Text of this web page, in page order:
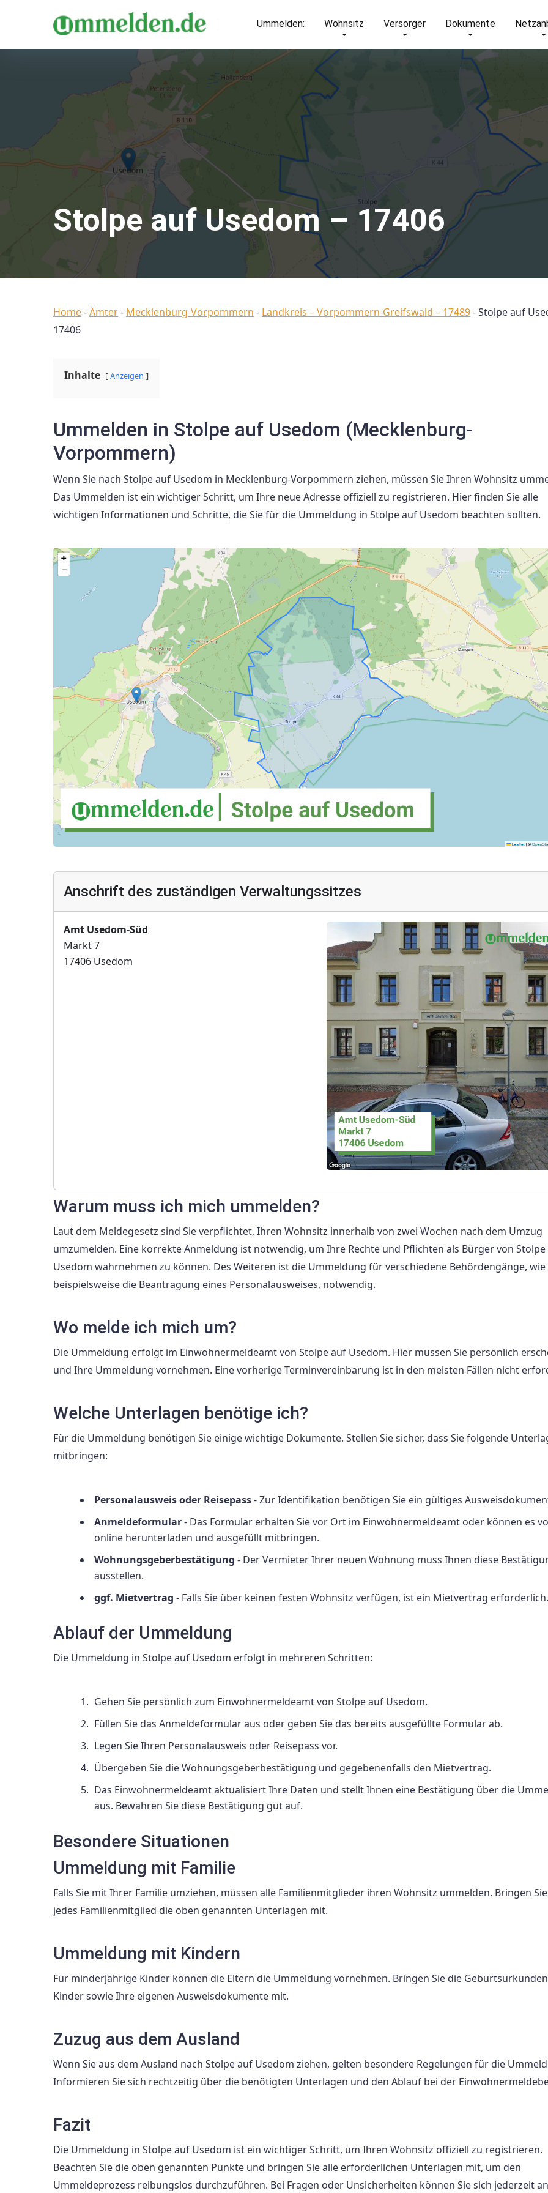
Ummelden: Wohnsitz Versorger Dokumente
Stolpe auf Usedom – 17406
Home-Ämter- Mecklenburg-Vorpommern - Landkreis – Vorpommern-Greifswald – 17489-Stolpe auf
17406
Inhalte Anzeigen
Ummelden in Stolpe auf Usedom (Mecklenburg-
Vorpommern)
Wenn Sie nach Stolpe auf Usedom in Mecklenburg-Vorpommern ziehen, müssen Sie Ihren Wohnsitz
Das Ummelden ist ein wichtiger Schritt, um Ihre neue Adresse offiziell zu registrieren. Hier finden Sie alle
wichtigen Informationen und Schritte, die Sie für die Ummeldung in Stolpe auf Usedom beachten sollten.
Anschrift des zuständigen Verwaltungssitzes
Amt Usedom-Süd
Markt 7
17406 Usedom
Warum muss ich mich ummelden?
Laut dem Meldegesetz sind Sie verpflichtet, Ihren Wohnsitz innerhalb von zwei Wochen nach dem Umzug
umzumelden. Eine korrekte Anmeldung ist notwendig, um Ihre Rechte und Pflichten als Bürger von
Usedom wahrnehmen zu können. Des Weiteren ist die Ummeldung für verschiedene Behördengänge, wie
beispielsweise die Beantragung eines Personalausweises, notwendig.
Wo melde ich mich um?
Die Ummeldung erfolgt im Einwohnermeldeamt von Stolpe auf Usedom. Hier müssen Sie persönlich
und Ihre Ummeldung vornehmen. Eine vorherige Terminvereinbarung ist in den meisten Fällen nicht
Welche Unterlagen benötige ich?
Für die Ummeldung benötigen Sie einige wichtige Dokumente. Stellen Sie sicher, dass Sie folgende
mitbringen:
Personalausweis oder Reisepass- Zur Identifikation benötigen Sie ein gültiges
Anmeldeformular- Das Formular erhalten Sie vor Ort im Einwohnermeldeamt oder können es
online herunterladen und ausgefüllt mitbringen.
Wohnungsgeberbestätigung - Der Vermieter Ihrer neuen Wohnung muss Ihnen diese
ausstellen.
ggf. Mietvertrag - Falls Sie über keinen festen Wohnsitz verfügen, ist ein Mietvertrag erforderlich.
Ablauf der Ummeldung
Die Ummeldung in Stolpe auf Usedom erfolgt in mehreren Schritten:
Gehen Sie persönlich zum Einwohnermeldeamt von Stolpe auf Usedom.
Füllen Sie das Anmeldeformular aus oder geben Sie das bereits ausgefüllte Formular ab.
Legen Sie Ihren Personalausweis oder Reisepass vor.
Übergeben Sie die Wohnungsgeberbestätigung und gegebenenfalls den Mietvertrag.
Das Einwohnermeldeamt aktualisiert Ihre Daten und stellt Ihnen eine Bestätigung über die
aus. Bewahren Sie diese Bestätigung gut auf.
Besondere Situationen
Ummeldung mit Familie
Falls Sie mit Ihrer Familie umziehen, müssen alle Familienmitglieder ihren Wohnsitz ummelden. Bringen
jedes Familienmitglied die oben genannten Unterlagen mit.
Ummeldung mit Kindern
Für minderjährige Kinder können die Eltern die Ummeldung vornehmen. Bringen Sie die
Kinder sowie Ihre eigenen Ausweisdokumente mit.
Zuzug aus dem Ausland
Wenn Sie aus dem Ausland nach Stolpe auf Usedom ziehen, gelten besondere Regelungen für die
Informieren Sie sich rechtzeitig über die benötigten Unterlagen und den Ablauf bei der
Fazit
Die Ummeldung in Stolpe auf Usedom ist ein wichtiger Schritt, um Ihren Wohnsitz offiziell zu registrieren.
Beachten Sie die oben genannten Punkte und bringen Sie alle erforderlichen Unterlagen mit, um den
Ummeldeprozess reibungslos durchzuführen. Bei Fragen oder Unsicherheiten können Sie sich jederzeit